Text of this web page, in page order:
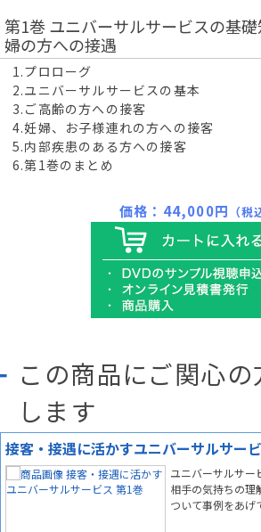
第1巻 ユニバーサルサービスの基
婦の方への接遇
1.プロローグ
2.ユニバーサルサービスの基本
3.ご高齢の方への接客
4.妊婦、お子様連れの方への接客
5.内部疾患のある方への接客
6.第1巻のまとめ
価格：44,000円 （税
この商品にご関心
します
接客・接遇に活かすユニバーサルサー
ユニバーサルサー
相手の気持ちの理
ついて事例をあげ